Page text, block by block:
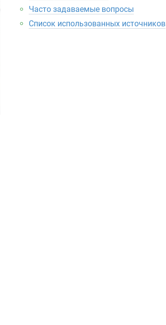
Часто задаваемые вопросы
Список использованных источников